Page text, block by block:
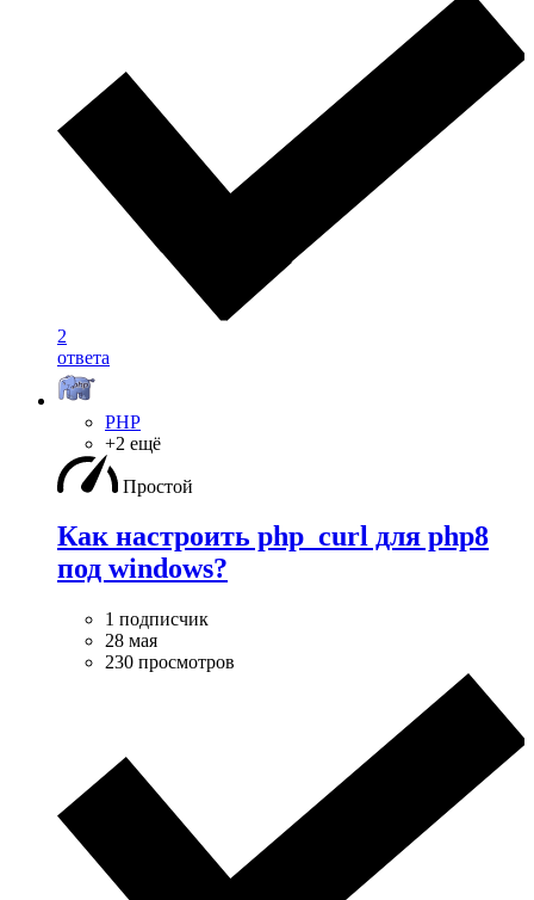
2
ответа
PHP
+2 ещё
Простой
Как настроить php_curl для php8
под windows?
1 подписчик
28 мая
230 просмотров